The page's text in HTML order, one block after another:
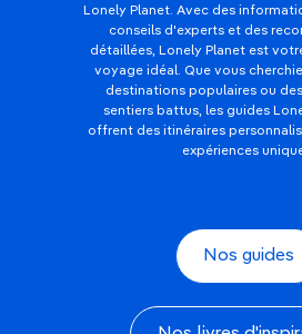
Lonely Planet. Avec des
conseils d'experts et des
détaillées, Lonely Planet est
voyage idéal. Que vous
destinations populaires ou
sentiers battus, les guides
offrent des itinéraires
expériences
Nos guides